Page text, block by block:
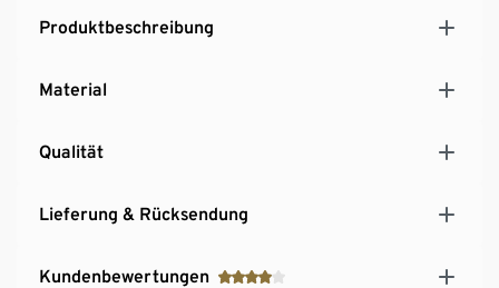
Produktbeschreibung
Material
Qualität
Lieferung & Rücksendung
Kundenbewertungen